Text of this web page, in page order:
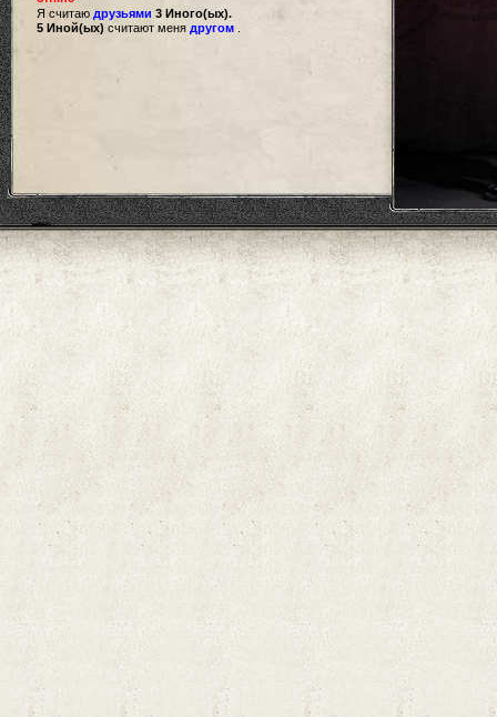
Я считаю друзьями 3 Иного(ых).
5 Иной(ых) считают меня другом